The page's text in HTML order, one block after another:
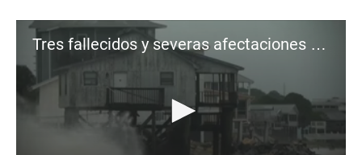
Tres fallecidos y severas afectaciones dejó tras su paso el huracán Helene